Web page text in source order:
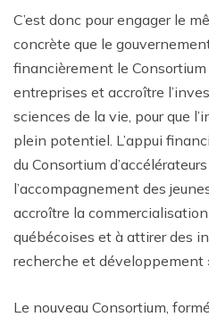
C’est donc pour engager le
concrète que le
financièrement le Consortium
entreprises et accroître
sciences de la vie, pour que
plein potentiel. L’appui
du Consortium
l’accompagnement des
accroître la
québécoises et à attirer des
recherche et développement
Le nouveau Consortium,